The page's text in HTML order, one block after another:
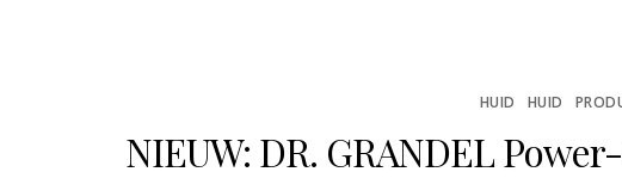
HUID HUID
NIEUW: DR. GRANDEL